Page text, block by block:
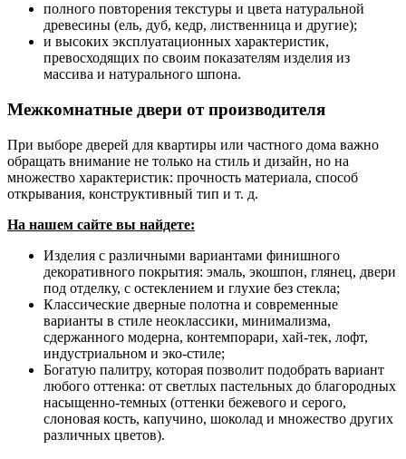
полного повторения текстуры и цвета натуральной
древесины (ель, дуб, кедр, лиственница и другие);
и высоких эксплуатационных характеристик,
превосходящих по своим показателям изделия из
массива и натурального шпона.
Межкомнатные двери от производителя
При выборе дверей для квартиры или частного дома важно
обращать внимание не только на стиль и дизайн, но на
множество характеристик: прочность материала, способ
открывания, конструктивный тип и т. д.
На нашем сайте вы найдете:
Изделия с различными вариантами финишного
декоративного покрытия: эмаль, экошпон, глянец, двери
под отделку, с остеклением и глухие без стекла;
Классические дверные полотна и современные
варианты в стиле неоклассики, минимализма,
сдержанного модерна, контемпорари, хай-тек, лофт,
индустриальном и эко-стиле;
Богатую палитру, которая позволит подобрать вариант
любого оттенка: от светлых пастельных до благородных
насыщенно-темных (оттенки бежевого и серого,
слоновая кость, капучино, шоколад и множество других
различных цветов).